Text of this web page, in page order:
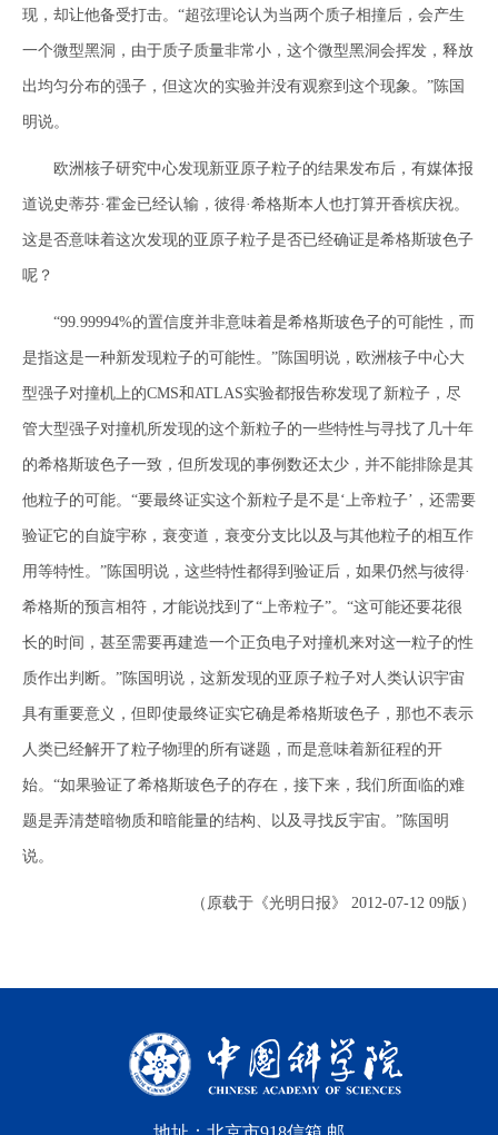
现，却让他备受打击。“超弦理论认为当两个质子相撞后，会产生
一个微型黑洞，由于质子质量非常小，这个微型黑洞会挥发，释放
出均匀分布的强子，但这次的实验并没有观察到这个现象。”陈国
明说。
欧洲核子研究中心发现新亚原子粒子的结果发布后，有媒体报
道说史蒂芬·霍金已经认输，彼得·希格斯本人也打算开香槟庆祝。
这是否意味着这次发现的亚原子粒子是否已经确证是希格斯玻色子
呢？
“99.99994%的置信度并非意味着是希格斯玻色子的可能性，而
是指这是一种新发现粒子的可能性。”陈国明说，欧洲核子中心大
型强子对撞机上的CMS和ATLAS实验都报告称发现了新粒子，尽
管大型强子对撞机所发现的这个新粒子的一些特性与寻找了几十年
的希格斯玻色子一致，但所发现的事例数还太少，并不能排除是其
他粒子的可能。“要最终证实这个新粒子是不是‘上帝粒子’，还需要
验证它的自旋宇称，衰变道，衰变分支比以及与其他粒子的相互作
用等特性。”陈国明说，这些特性都得到验证后，如果仍然与彼得·
希格斯的预言相符，才能说找到了“上帝粒子”。“这可能还要花很
长的时间，甚至需要再建造一个正负电子对撞机来对这一粒子的性
质作出判断。”陈国明说，这新发现的亚原子粒子对人类认识宇宙
具有重要意义，但即使最终证实它确是希格斯玻色子，那也不表示
人类已经解开了粒子物理的所有谜题，而是意味着新征程的开
始。“如果验证了希格斯玻色子的存在，接下来，我们所面临的难
题是弄清楚暗物质和暗能量的结构、以及寻找反宇宙。”陈国明
说。
（原载于《光明日报》 2012-07-12 09版）